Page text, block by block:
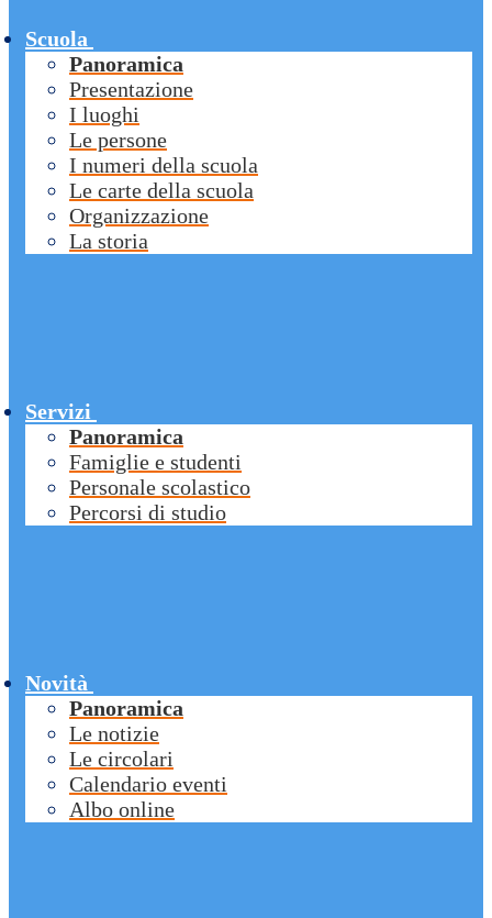
Scuola
Panoramica
Presentazione
I luoghi
Le persone
I numeri della scuola
Le carte della scuola
Organizzazione
La storia
Servizi
Panoramica
Famiglie e studenti
Personale scolastico
Percorsi di studio
Novità
Panoramica
Le notizie
Le circolari
Calendario eventi
Albo online